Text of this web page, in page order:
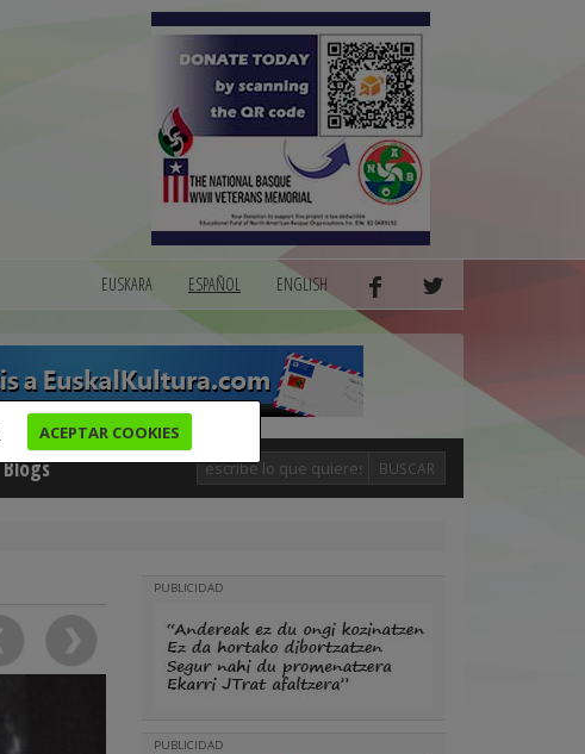
ACEPTAR COOKIES
EUSKARA ESPAÑOL ENGLISH
Blogs BUSCAR
PUBLICIDAD
PUBLICIDAD